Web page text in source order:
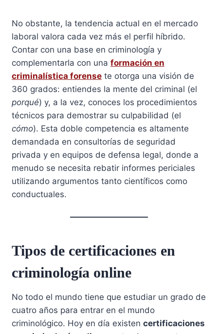
No obstante, la tendencia actual en el mercado
laboral valora cada vez más el perfil híbrido.
Contar con una base en criminología y
complementarla con una formación en
criminalística forense te otorga una visión de
360 grados: entiendes la mente del criminal (el
porqué) y, a la vez, conoces los procedimientos
técnicos para demostrar su culpabilidad (el
cómo). Esta doble competencia es altamente
demandada en consultorías de seguridad
privada y en equipos de defensa legal, donde a
menudo se necesita rebatir informes periciales
utilizando argumentos tanto científicos como
conductuales.
Tipos de certificaciones en
criminología online
No todo el mundo tiene que estudiar un grado de
cuatro años para entrar en el mundo
criminológico. Hoy en día existen certificaciones